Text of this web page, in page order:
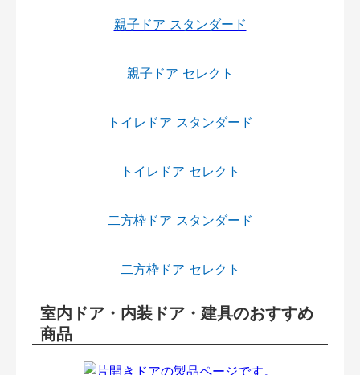
親子ドア スタンダード
親子ドア セレクト
トイレドア スタンダード
トイレドア セレクト
二方枠ドア スタンダード
二方枠ドア セレクト
室内ドア・内装ドア・建具のおすすめ
商品